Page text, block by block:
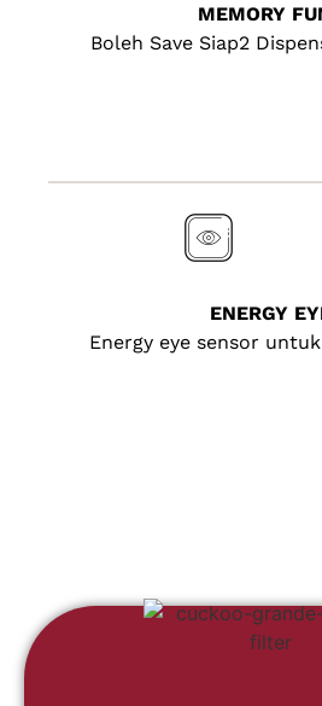
MEMORY
Boleh Save Siap2
ENERGY
Energy eye sensor